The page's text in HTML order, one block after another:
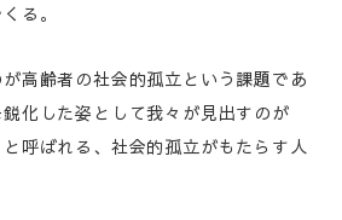
る。
高齢者の社会的孤立という課題であ
化した姿として我々が見出すのが
と呼ばれる、社会的孤立がもたらす人